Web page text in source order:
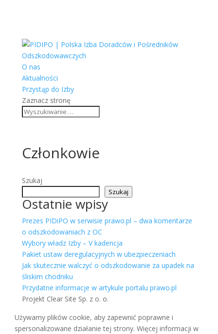
O nas
Aktualności
Przystąp do Izby
Zaznacz stronę
Członkowie
Szukaj
Szukaj
Ostatnie wpisy
Prezes PIDiPO w serwisie prawo.pl – dwa komentarze
o odszkodowaniach z OC
Wybory władz Izby – V kadencja
Pakiet ustaw deregulacyjnych w ubezpieczeniach
Jak skutecznie walczyć o odszkodowanie za upadek na
śliskim chodniku
Przydatne informacje w artykule portalu prawo.pl
Projekt Clear Site Sp. z o. o.
Używamy plików cookie, aby zapewnić poprawne i
spersonalizowane działanie tej strony. Więcej informacji w